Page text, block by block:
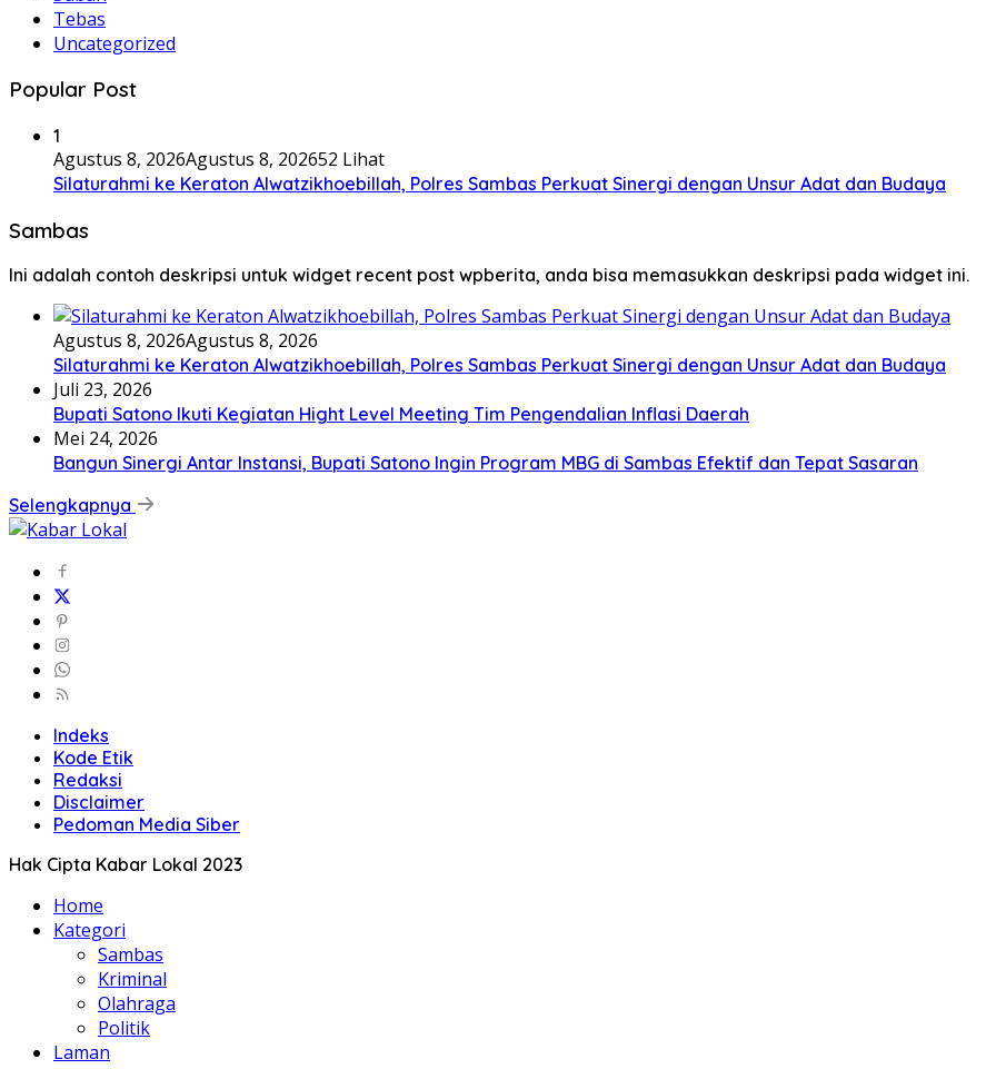
Tebas
Uncategorized
Popular Post
1
Agustus 8, 2026Agustus 8, 202652 Lihat
Silaturahmi ke Keraton Alwatzikhoebillah, Polres Sambas Perkuat Sinergi dengan Unsur Adat dan Budaya
Sambas
Ini adalah contoh deskripsi untuk widget recent post wpberita, anda bisa memasukkan deskripsi pada widget ini.
Agustus 8, 2026Agustus 8, 2026
Silaturahmi ke Keraton Alwatzikhoebillah, Polres Sambas Perkuat Sinergi dengan Unsur Adat dan Budaya
Juli 23, 2026
Bupati Satono Ikuti Kegiatan Hight Level Meeting Tim Pengendalian Inflasi Daerah
Mei 24, 2026
Bangun Sinergi Antar Instansi, Bupati Satono Ingin Program MBG di Sambas Efektif dan Tepat Sasaran
Selengkapnya
Indeks
Kode Etik
Redaksi
Disclaimer
Pedoman Media Siber
Hak Cipta Kabar Lokal 2023
Home
Kategori
Sambas
Kriminal
Olahraga
Politik
Laman